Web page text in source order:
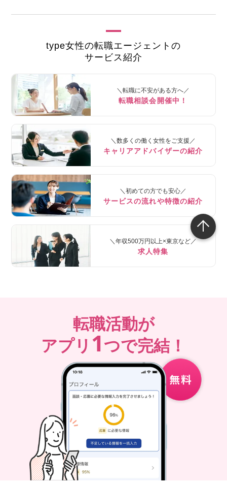
type女性の転職エージェントの
サービス紹介
＼転職に不安がある方へ／
転職相談会開催中！
＼数多くの働く女性をご支援／
キャリアアドバイザーの紹介
＼初めての方でも安心／
サービスの流れや特徴の紹介
＼年収500万円以上×東京など／
求人特集
転職活動が
アプリ 1つで完結！